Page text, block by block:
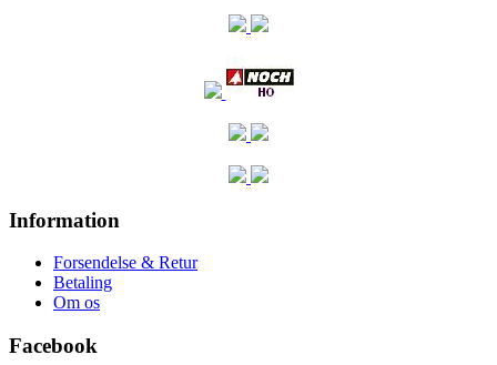
Information
Forsendelse & Retur
Betaling
Om os
Facebook